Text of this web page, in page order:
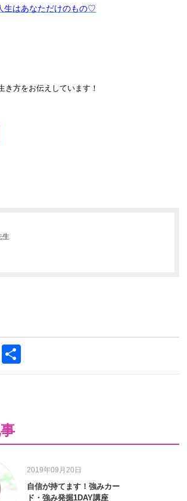
生はあなただけのもの♡
き方をお伝えしています！
生
Line
有
2019年09月20日
自信が持てます！強みカー
ド・強み発掘1DAY講座